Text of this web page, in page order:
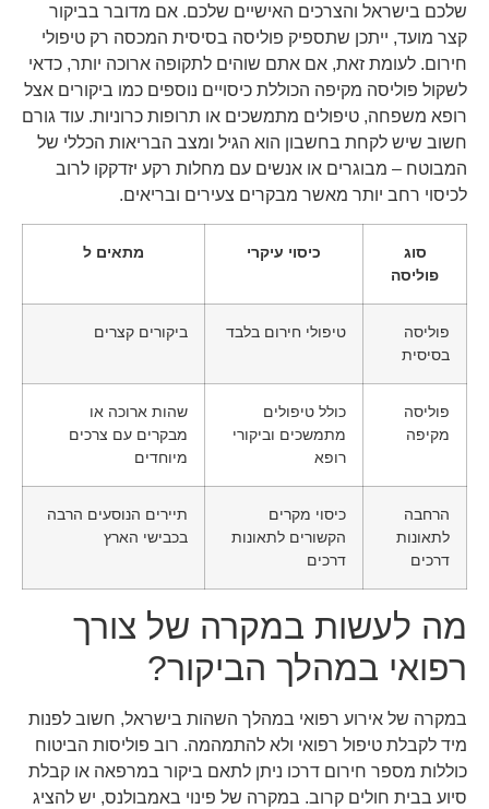
שלכם בישראל והצרכים האישיים שלכם. אם מדובר בביקור
קצר מועד, ייתכן שתספיק פוליסה בסיסית המכסה רק טיפולי
חירום. לעומת זאת, אם אתם שוהים לתקופה ארוכה יותר, כדאי
לשקול פוליסה מקיפה הכוללת כיסויים נוספים כמו ביקורים אצל
רופא משפחה, טיפולים מתמשכים או תרופות כרוניות. עוד גורם
חשוב שיש לקחת בחשבון הוא הגיל ומצב הבריאות הכללי של
המבוטח – מבוגרים או אנשים עם מחלות רקע יזדקקו לרוב
לכיסוי רחב יותר מאשר מבקרים צעירים ובריאים.
סוג
פוליסה
כיסוי עיקרי מתאים ל
פוליסה
בסיסית
טיפולי חירום בלבד ביקורים קצרים
פוליסה
מקיפה
כולל טיפולים
מתמשכים וביקורי
רופא
שהות ארוכה או
מבקרים עם צרכים
מיוחדים
הרחבה
לתאונות
דרכים
כיסוי מקרים
הקשורים לתאונות
דרכים
תיירים הנוסעים הרבה
בכבישי הארץ
מה לעשות במקרה של צורך
רפואי במהלך הביקור?
במקרה של אירוע רפואי במהלך השהות בישראל, חשוב לפנות
מיד לקבלת טיפול רפואי ולא להתמהמה. רוב פוליסות הביטוח
כוללות מספר חירום דרכו ניתן לתאם ביקור במרפאה או קבלת
סיוע בבית חולים קרוב. במקרה של פינוי באמבולנס, יש להציג